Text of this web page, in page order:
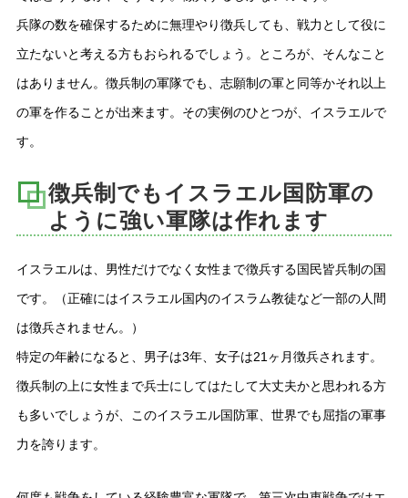
兵隊の数を確保するために無理やり徴兵しても、戦力として役に
立たないと考える方もおられるでしょう。ところが、そんなこと
はありません。徴兵制の軍隊でも、志願制の軍と同等かそれ以上
の軍を作ることが出来ます。その実例のひとつが、イスラエルで
す。
徴兵制でもイスラエル国防軍の
ように強い軍隊は作れます
イスラエルは、男性だけでなく女性まで徴兵する国民皆兵制の国
です。（正確にはイスラエル国内のイスラム教徒など一部の人間
は徴兵されません。）
特定の年齢になると、男子は3年、女子は21ヶ月徴兵されます。
徴兵制の上に女性まで兵士にしてはたして大丈夫かと思われる方
も多いでしょうが、このイスラエル国防軍、世界でも屈指の軍事
力を誇ります。